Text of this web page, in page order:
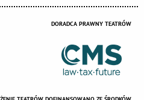
DORADCA PRAWNY TEATRÓW